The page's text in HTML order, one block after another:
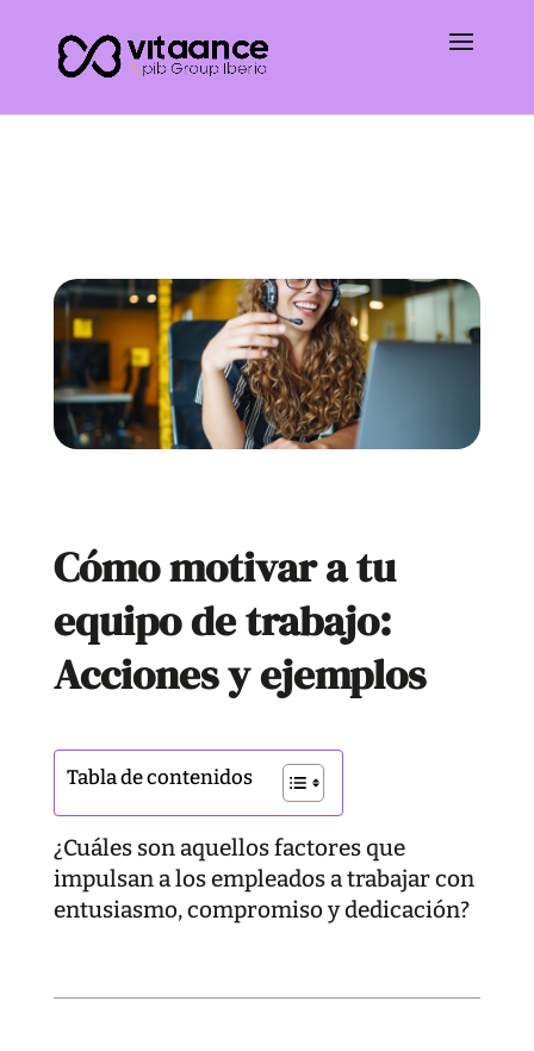
Cómo motivar a tu
equipo de trabajo:
Acciones y ejemplos
Tabla de contenidos
¿Cuáles son aquellos factores que
impulsan a los empleados a trabajar con
entusiasmo, compromiso y dedicación?